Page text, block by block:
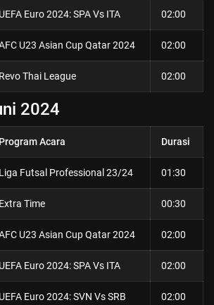
UEFA Euro 2024: SPA Vs ITA 02:00
U23 Asian Cup Qatar 2024 02:00
Revo Thai League 02:00
2024
Program Acara Durasi
Liga Futsal Professional 23/24 01:30
Extra Time 00:30
U23 Asian Cup Qatar 2024 02:00
UEFA Euro 2024: SPA Vs ITA 02:00
UEFA Euro 2024: SVN Vs SRB 02:00